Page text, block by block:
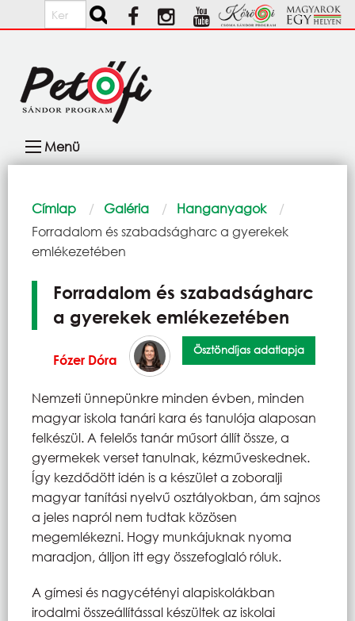
Ugrás a tartalomra
Keresés
navigáció
Menü
Morzsa
Címlap Galéria
Hanganyagok
Current:
Forradalom és szabadságharc a gyerekek
emlékezetében
Forradalom és szabadságharc
a gyerekek emlékezetében
Fózer Dóra
Ösztöndíjas adatlapja
Nemzeti ünnepünkre minden évben, minden
magyar iskola tanári kara és tanulója alaposan
felkészül. A felelős tanár műsort állít össze, a
gyermekek verset tanulnak, kézműveskednek.
Így kezdődött idén is a készület a zoboralji
magyar tanítási nyelvű osztályokban, ám sajnos
a jeles napról nem tudtak közösen
megemlékezni. Hogy munkájuknak nyoma
maradjon, álljon itt egy összefoglaló róluk.
A gímesi és nagycétényi alapiskolákban
irodalmi összeállítással készültek az iskolai